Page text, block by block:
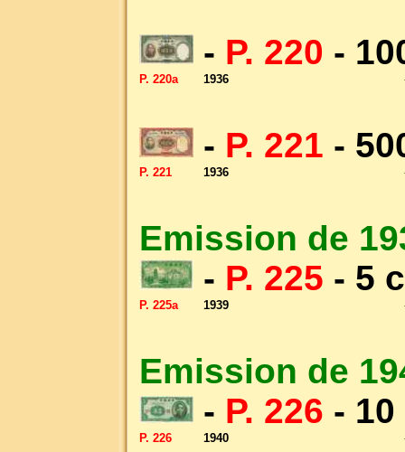
- P. 220 -
P. 220a 1936
- P. 221 -
P. 221 1936
Emission de
- P. 225 - 5
P. 225a 1939
Emission de
- P. 226 -
P. 226 1940